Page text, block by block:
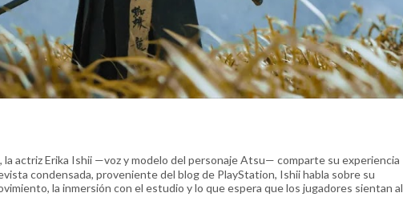
actriz Erika Ishii —voz y modelo del personaje Atsu— comparte su experiencia
condensada, proveniente del blog de PlayStation, Ishii habla sobre su
la inmersión con el estudio y lo que espera que los jugadores sientan al